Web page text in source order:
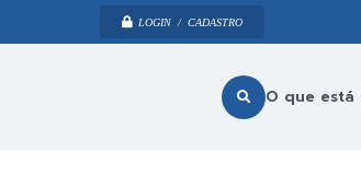
LOGIN / CADASTRO
O que está